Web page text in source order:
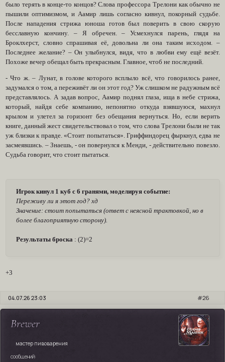
было терять в конце-то концов? Слова профессора Трелони как обычно не
пышили оптимизмом, и Аамир лишь согласно кивнул, покорный судьбе.
После нападения стрижа юноша готов был поверить в свою скорую
бесславную кончину. – Я обречен. – Усмехнулся парень, глядя на
Броклхерст, словно спрашивая её, довольна ли она таким исходом. –
Последнее желание? – Он улыбнулся, видя, что в любви ему ещё везёт.
Похоже вечер обещал быть прекрасным. Главное, чтоб не последний.
- Что ж. – Лунат, в голове которого всплыло всё, что говорилось ранее,
задумался о том, а переживёт ли он этот год? Уж слишком не радужным всё
представлялось. А задав вопрос, Аамир поднял глаза, ища в небе стрижа,
который, найдя себе компанию, непонятно откуда взявшуюся, махнул
крылом и улетел за горизонт без обещания вернуться. Но, если верить
книге, данный жест свидетельствовал о том, что слова Трелони были не так
уж близки к правде. «Стоит попытаться». Гриффиндорец фыркнул, едва не
засмеявшись. – Знаешь, - он повернулся к Менди, - действительно повезло.
Судьба говорит, что стоит пытаться.
Игрок кинул 1 куб с 6 гранями, моделируя событие:
Переживу ли я этот год? хд
Значение: стоит попытаться (ответ с неясной трактовкой, но в
более благоприятную сторону).
Результаты броска : (2)=2
+3
26
04.07.26 23:03
Brewer
мастер пивоварения
сообщений: